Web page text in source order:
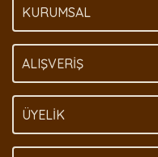
KURUMSAL
ALIŞVERİŞ
ÜYELİK